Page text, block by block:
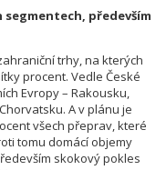
segmentech, především
trhy, na kterých
procent. Vedle České
Evropy – Rakousku,
A v plánu je
všech přeprav, které
tomu domácí objemy
skokový pokles